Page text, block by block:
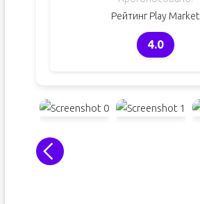
Рейтинг Play Market
4.0